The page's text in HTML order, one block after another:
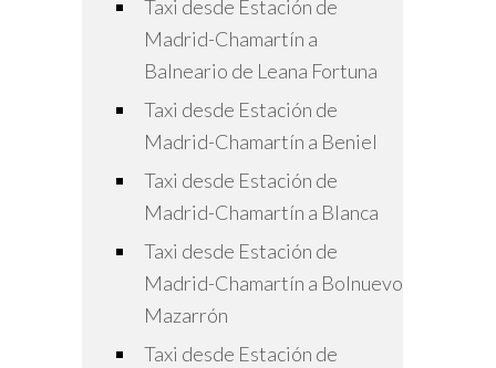
Taxi desde Estación de
Madrid-Chamartín a
Balneario de Leana Fortuna
Taxi desde Estación de
Madrid-Chamartín a Beniel
Taxi desde Estación de
Madrid-Chamartín a Blanca
Taxi desde Estación de
Madrid-Chamartín a Bolnuevo
Mazarrón
Taxi desde Estación de